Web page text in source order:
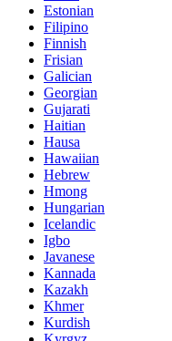
Estonian
Filipino
Finnish
Frisian
Galician
Georgian
Gujarati
Haitian
Hausa
Hawaiian
Hebrew
Hmong
Hungarian
Icelandic
Igbo
Javanese
Kannada
Kazakh
Khmer
Kurdish